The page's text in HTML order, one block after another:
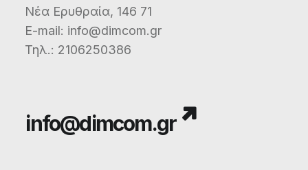
Νέα Ερυθραία, 146 71
E-mail: info@dimcom.gr
Τηλ.: 2106250386
info@dimcom.gr